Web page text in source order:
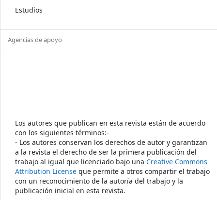
Estudios
Agencias de apoyo
Los autores que publican en esta revista están de acuerdo
con los siguientes términos:-
- Los autores conservan los derechos de autor y garantizan
a la revista el derecho de ser la primera publicación del
trabajo al igual que licenciado bajo una Creative Commons
Attribution License que permite a otros compartir el trabajo
con un reconocimiento de la autoría del trabajo y la
publicación inicial en esta revista.